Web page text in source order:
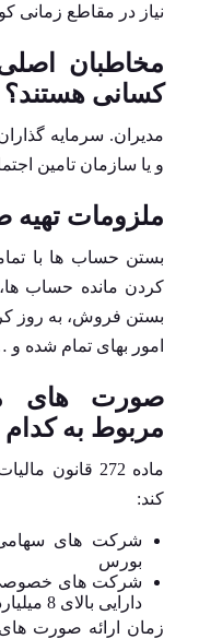
نیاز در مقاطع زمانی
مخاطبان
کسانی هستند؟
مدیران. سرمایه
و یا سازمان تامین
ملزومات
بستن حساب ها با
کردن مانده حساب ها،
بستن فروش، به روز
امور بهای تمام شده و
صورت های
مربوط به
ماده 272
کند:
شرکت های
بورس
دارایی بالای 8 میلیارد تومان